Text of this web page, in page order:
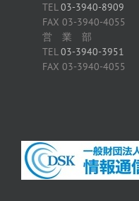
TEL03-3940-8909
FAX 03-3940-4055
営 業 部
TEL03-3940-3951
FAX 03-3940-4055